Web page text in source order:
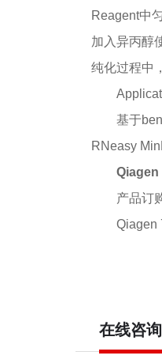
Reagent中
加入异丙醇
纯化过程中
基于
RNeasy
Qiagen
产品订
Qiagen
在线咨询